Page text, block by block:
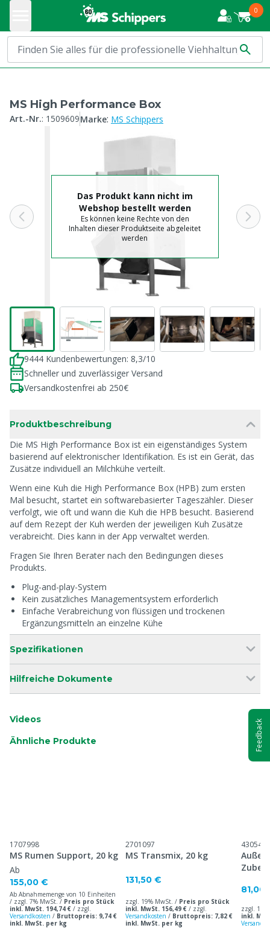
0
MS High Performance Box
Art.-Nr.: 1509609Marke: MS Schippers
Das Produkt kann nicht im
Webshop bestellt werden
Es können keine Rechte von den
Inhalten dieser Produktseite abgeleitet
werden
9444 Kundenbewertungen: 8,3/10
Schneller und zuverlässiger Versand
Versandkostenfrei ab 250€
Produktbeschreibung
Die MS High Performance Box ist ein eigenständiges System
basierend auf elektronischer Identifikation. Es ist ein Gerät, das
Zusätze individuell an Milchkühe verteilt.
Wenn eine Kuh die High Performance Box (HPB) zum ersten
Mal besucht, startet ein softwarebasierter Tageszähler. Dieser
verfolgt, wie oft und wann die Kuh die HPB besucht. Basierend
auf dem Rezept der Kuh werden der jeweiligen Kuh Zusätze
verabreicht. Dies kann in der App verwaltet werden.
Fragen Sie Ihren Berater nach den Bedingungen dieses
Produkts.
Plug-and-play-System
Kein zusätzliches Managementsystem erforderlich
Einfache Verabreichung von flüssigen und trockenen
Ergänzungsmitteln an einzelne Kühe
Spezifikationen
Hilfreiche Dokumente
Videos
Ähnliche Produkte
1707998
MS Rumen Support, 20 kg
Ab
155,00 €
Ab Abnahmemenge von 10 Einheiten
/ zzgl. 7% MwSt. / Preis pro Stück
inkl. MwSt. 194,74 € / zzgl.
Versandkosten / Bruttopreis: 9,74 €
inkl. MwSt. per kg
2701097
MS Transmix, 20 kg
131,50 €
zzgl. 19% MwSt. / Preis pro Stück
inkl. MwSt. 156,49 € / zzgl.
Versandkosten / Bruttopreis: 7,82 €
inkl. MwSt. per kg
4305479
81,00
zzgl.
inkl.
Feedback